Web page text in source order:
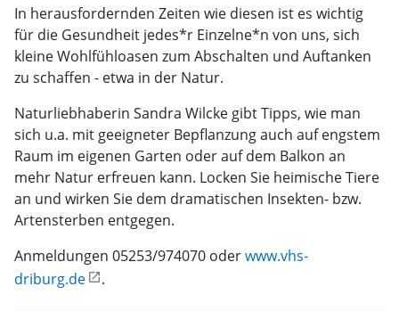
In herausfordernden Zeiten wie diesen ist es wichtig
für die Gesundheit jedes*r Einzelne*n von uns, sich
kleine Wohlfühloasen zum Abschalten und Auftanken
zu schaffen - etwa in der Natur.
Naturliebhaberin Sandra Wilcke gibt Tipps, wie man
sich u.a. mit geeigneter Bepflanzung auch auf engstem
Raum im eigenen Garten oder auf dem Balkon an
mehr Natur erfreuen kann. Locken Sie heimische Tiere
an und wirken Sie dem dramatischen Insekten- bzw.
Artensterben entgegen.
Anmeldungen 05253/974070 oderwww.vhs-
driburg.de
.